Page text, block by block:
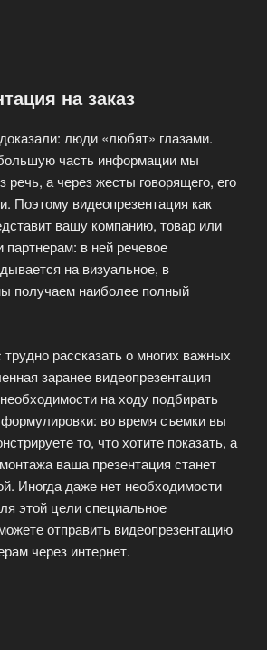
на заказ
люди «любят» глазами.
часть информации мы
речь, а через жесты говорящего, его
Поэтому видеопрезентация как
вашу компанию, товар или
партнерам: в ней речевое
на визуальное, в
получаем наиболее полный
рассказать о многих важных
заранее видеопрезентация
на ходу подбирать
во время съемки вы
то, что хотите показать, а
ваша презентация станет
Иногда даже нет необходимости
этой цели специальное
отправить видеопрезентацию
через интернет.